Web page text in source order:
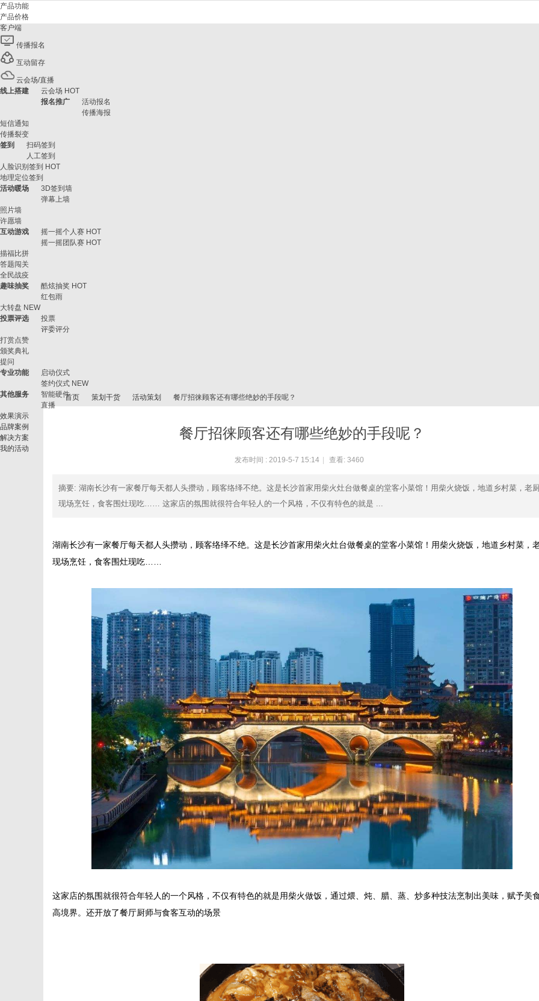
产品功能
产品价格
客户端
传播报名
互动留存
云会场/直播
线上搭建
云会场 HOT
报名推广
活动报名
传播海报
短信通知
传播裂变
签到
扫码签到
人工签到
人脸识别签到 HOT
地理定位签到
活动暖场
3D签到墙
弹幕上墙
照片墙
许愿墙
互动游戏
摇一摇个人赛 HOT
摇一摇团队赛 HOT
描福比拼
答题闯关
全民战疫
趣味抽奖
酷炫抽奖 HOT
红包雨
大转盘 NEW
投票评选
投票
评委评分
打赏点赞
颁奖典礼
提问
专业功能
启动仪式
签约仪式 NEW
其他服务
智能硬件
直播
效果演示
品牌案例
解决方案
我的活动
首页 策划干货 活动策划 餐厅招徕顾客还有哪些绝妙的手段呢？
餐厅招徕顾客还有哪些绝妙的手段呢？
发布时间 : 2019-5-7 15:14 查看: 3460
摘要: 湖南长沙有一家餐厅每天都人头攒动，顾客络绎不绝。这是长沙首家用柴火灶台做餐桌的堂客小菜馆！用柴火烧饭，地道乡村菜，老
现场烹饪，食客围灶现吃…… 这家店的氛围就很符合年轻人的一个风格，不仅有特色的就是 ...
湖南长沙有一家餐厅每天都人头攒动，顾客络绎不绝。这是长沙首家用柴火灶台做餐桌的堂客小菜馆！用柴火烧饭，地道乡村菜，
现场烹饪，食客围灶现吃……
这家店的氛围就很符合年轻人的一个风格，不仅有特色的就是用柴火做饭，通过煨、炖、腊、蒸、炒多种技法烹制出美味，赋予美
高境界。还开放了餐厅厨师与食客互动的场景